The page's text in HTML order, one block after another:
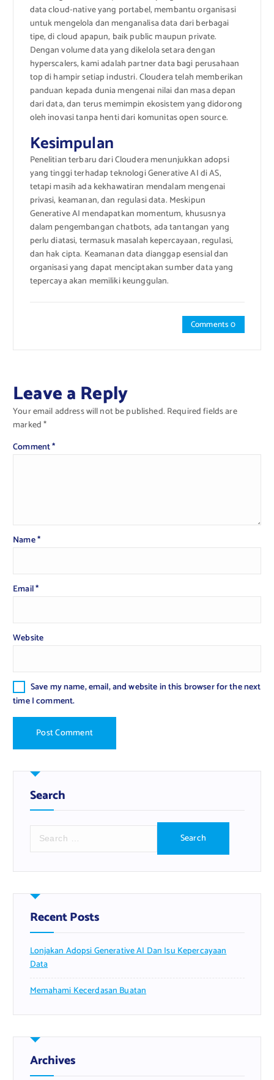
data cloud-native yang portabel, membantu organisasi
untuk mengelola dan menganalisa data dari berbagai
tipe, di cloud apapun, baik public maupun private.
Dengan volume data yang dikelola setara dengan
hyperscalers, kami adalah partner data bagi perusahaan
top di hampir setiap industri. Cloudera telah memberikan
panduan kepada dunia mengenai nilai dan masa depan
dari data, dan terus memimpin ekosistem yang didorong
oleh inovasi tanpa henti dari komunitas open source.
Kesimpulan
Penelitian terbaru dari Cloudera menunjukkan adopsi
yang tinggi terhadap teknologi Generative AI di AS,
tetapi masih ada kekhawatiran mendalam mengenai
privasi, keamanan, dan regulasi data. Meskipun
Generative AI mendapatkan momentum, khususnya
dalam pengembangan chatbots, ada tantangan yang
perlu diatasi, termasuk masalah kepercayaan, regulasi,
dan hak cipta. Keamanan data dianggap esensial dan
organisasi yang dapat menciptakan sumber data yang
tepercaya akan memiliki keunggulan.
Comments 0
Leave a Reply
Your email address will not be published. Required fields are
marked*
Comment*
Name*
Email*
Website
Save my name, email, and website in this browser for the next
time I comment.
Search
r
h
f
o
:
Recent Posts
Lonjakan Adopsi Generative AI Dan Isu Kepercayaan
Data
Memahami Kecerdasan Buatan
Archives